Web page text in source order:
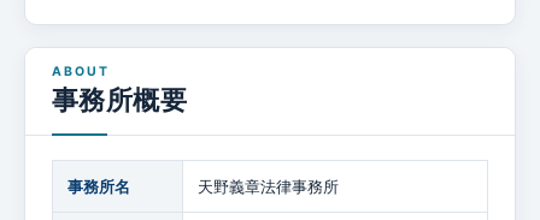
事務所概要
事務所名 天野義章法律事務所